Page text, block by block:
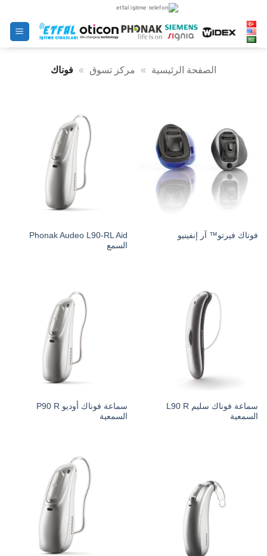
الى
المحتوى
الصفحة الرئيسية » مركز تسوق » فوناك
فوناك فيرتو™ آر إنفينيو
Phonak Audeo L90-RL Aid
السمع
سماعة فوناك سليم L90 R
السمعية
سماعة فوناك أوديو P90 R
السمعية